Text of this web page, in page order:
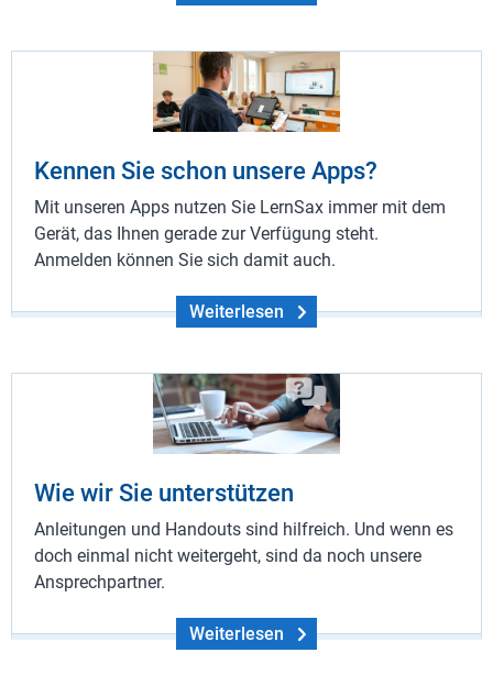
Kennen Sie schon unsere Apps?
Mit unseren Apps nutzen Sie LernSax immer mit dem
Gerät, das Ihnen gerade zur Verfügung steht.
Anmelden können Sie sich damit auch.
Weiterlesen
Wie wir Sie unterstützen
Anleitungen und Handouts sind hilfreich. Und wenn es
doch einmal nicht weitergeht, sind da noch unsere
Ansprechpartner.
Weiterlesen